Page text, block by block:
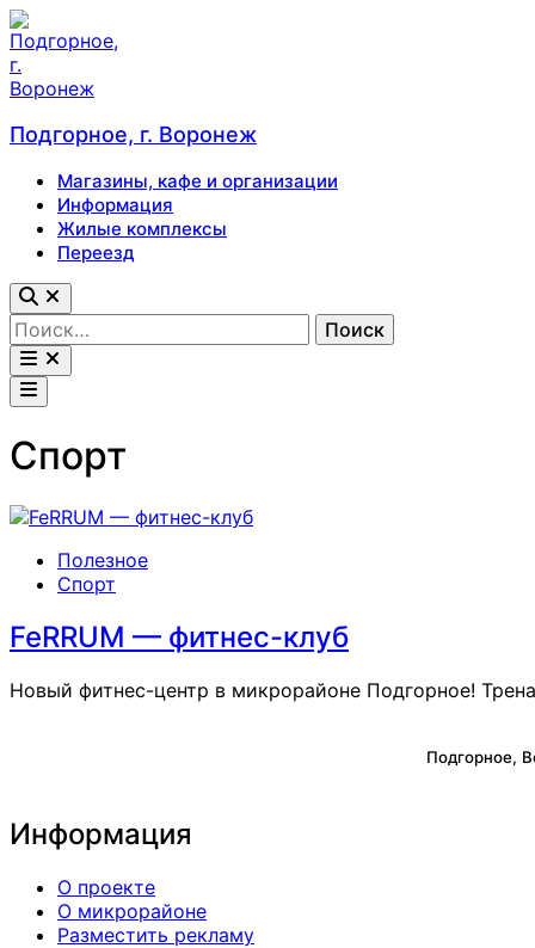
Перейти
к
содержимому
Подгорное, г. Воронеж
Магазины, кафе и организации
Информация
Жилые комплексы
Переезд
Открыть
поиск
Найти:
Открыть
меню
Главное
меню
Спорт
Опубликовано
Полезное
Спорт
FeRRUM — фитнес-клуб
Новый фитнес-центр в микрорайоне Подгорное!
Подгорное,
Информация
О проекте
О микрорайоне
Разместить рекламу